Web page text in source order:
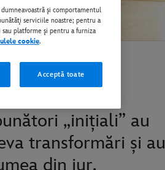
„inițiali” au
transformări și au
din jur.
şi comportamentul
serviciile noastre; pentru a
platforme şi pentru a furniza
cookie.
Acceptă toate